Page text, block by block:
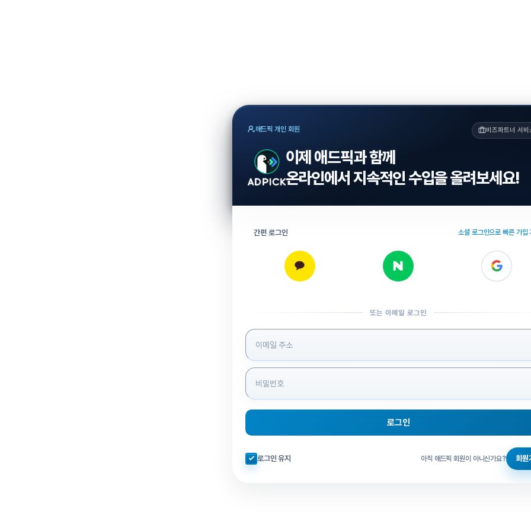
애드픽 개인 회원 비즈파트너 서비
이제 애드픽과 함께
온라인에서 지속적인 수입을 올려보세요!
간편 로그인 소셜 로그인으로 빠른 가입
또는 이메일 로그인
로그인 정보 입력
로그인
자동로그인 체크
로그인 유지 아직 애드픽 회원이 아니신가요? 회원